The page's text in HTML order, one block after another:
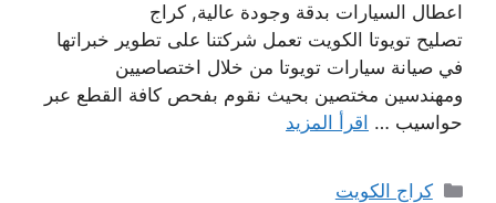
اعطال السيارات بدقة وجودة عالية, كراج
تصليح تويوتا الكويت تعمل شركتنا على تطوير خبراتها
في صيانة سيارات تويوتا من خلال اختصاصيين
ومهندسين مختصين بحيث نقوم بفحص كافة القطع عبر
حواسيب … اقرأ المزيد
التصنيفات
كراج الكويت